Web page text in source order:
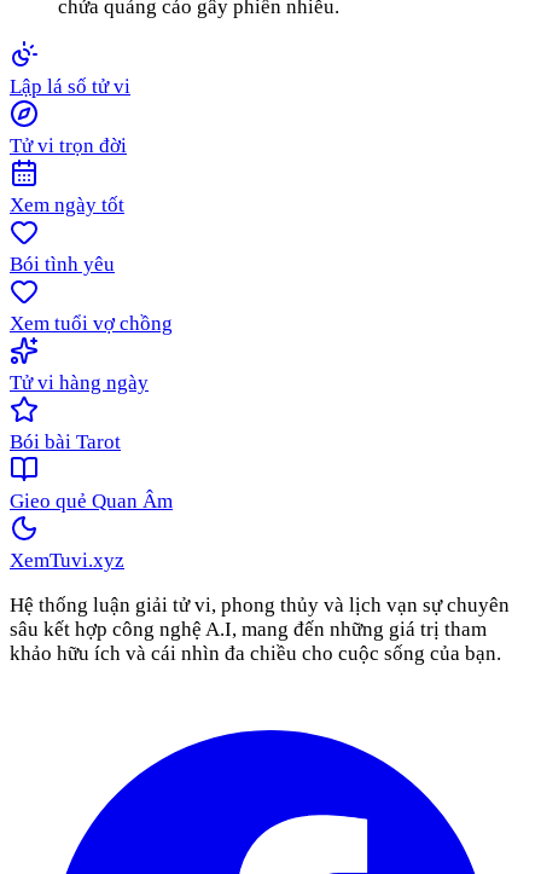
chứa quảng cáo gây phiền nhiễu.
Lập lá số tử vi
Tử vi trọn đời
Xem ngày tốt
Bói tình yêu
Xem tuổi vợ chồng
Tử vi hàng ngày
Bói bài Tarot
Gieo quẻ Quan Âm
XemTuvi.xyz
Hệ thống luận giải tử vi, phong thủy và lịch vạn sự chuyên
sâu kết hợp công nghệ A.I, mang đến những giá trị tham
khảo hữu ích và cái nhìn đa chiều cho cuộc sống của bạn.